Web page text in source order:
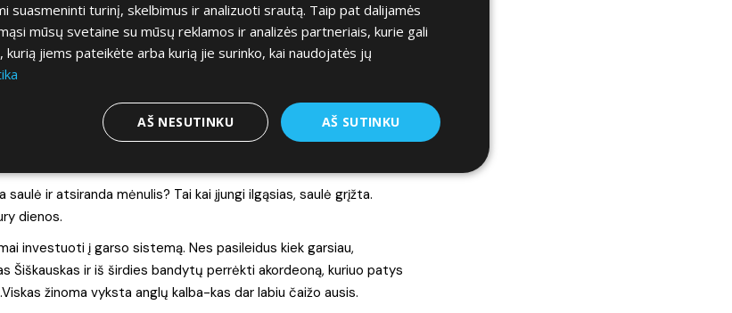
vienas kampas žiūri žemyn? Tai važiuojant su šituo monstru
Keliaujam i Vokiečių gatvę kavos. Ar radom vietą? Taip.
ratų dydis ir padangos nesupranta „bordiūrų” problemos,
pedalą ir prilimpi prie sėdynės? Tai šitas monstras irgi tai
Patys pagalvokit – tikrai stipru.
ir atsiranda mėnulis? Tai kai įjungi ilgąsias, saulė grįžta.
dienos.
investuoti į garso sistemą. Nes pasileidus kiek garsiau,
ir iš širdies bandytų perrėkti akordeoną, kuriuo patys
žinoma vyksta anglų kalba-kas dar labiu čaižo ausis.
suasmeninti turinį, skelbimus ir analizuoti srautą. Taip pat dalijamės
mūsų svetaine su mūsų reklamos ir analizės partneriais, kurie gali
kurią jiems pateikėte arba kurią jie surinko, kai naudojatės jų
AŠ SUTINKU
AŠ NESUTINKU